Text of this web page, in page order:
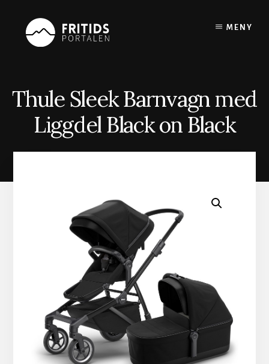
content
MENY
Thule Sleek Barnvagn med
Liggdel Black on Black